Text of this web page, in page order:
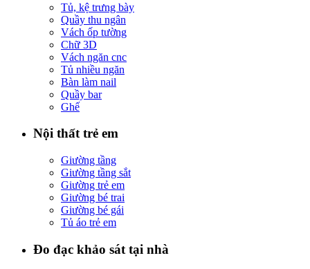
Tủ, kệ trưng bày
Quầy thu ngân
Vách ốp tường
Chữ 3D
Vách ngăn cnc
Tủ nhiều ngăn
Bàn làm nail
Quầy bar
Ghế
Nội thất trẻ em
Giường tầng
Giường tầng sắt
Giường trẻ em
Giường bé trai
Giường bé gái
Tủ áo trẻ em
Đo đạc khảo sát tại nhà